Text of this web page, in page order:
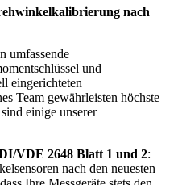
nach
umfassende
und
eingerichteten
Team gewährleisten höchste
einige unserer
VDE 2648 Blatt 1 und 2:
nach den neuesten